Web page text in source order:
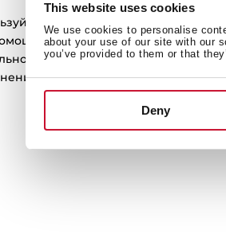
This website uses cookies
We use cookies to personalise
about your use of our site with our
you’ve provided to them or that
Deny
преимуществами
специальной подставки для
заказу). Лучший способ
питательных веществ с
количества масла.